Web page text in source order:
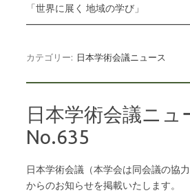
「世界に展く 地域の学び」
カテゴリー: 日本学術会議ニュース
日本学術会議ニュ
No.635
日本学術会議（本学会は同会議の協
からのお知らせを掲載いたします。